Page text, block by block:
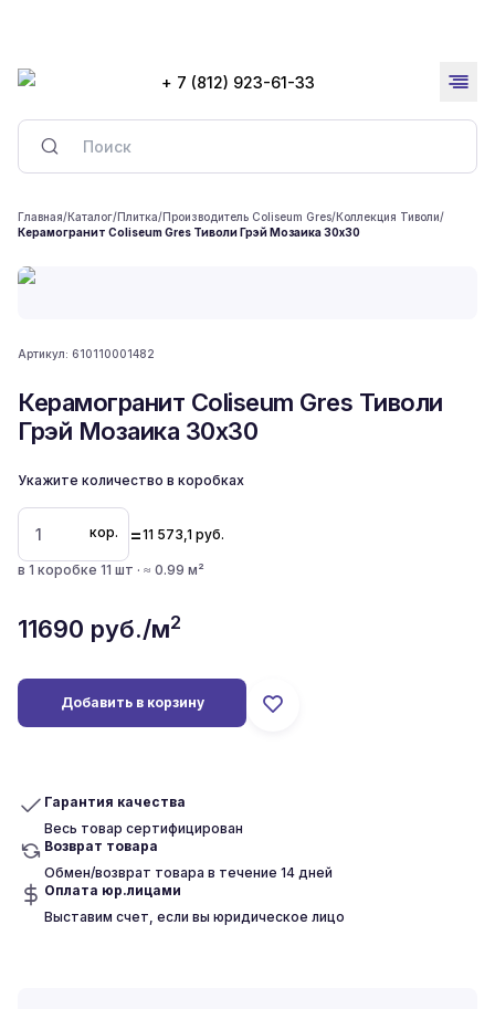
+ 7 (812) 923-61-33
Главная/Каталог/Плитка/Производитель Coliseum Gres/Коллекция Тиволи/
Керамогранит Coliseum Gres Тиволи Грэй Мозаика 30x30
Артикул: 610110001482
Керамогранит Coliseum Gres Тиволи
Грэй Мозаика 30x30
Укажите количество в коробках
кор. =11 573,1 руб.
в 1 коробке 11 шт · ≈ 0.99 м²
11690 руб./м2
Добавить в корзину
Гарантия качества
Весь товар сертифицирован
Возврат товара
Обмен/возврат товара в течение 14 дней
Оплата юр.лицами
Выставим счет, если вы юридическое лицо